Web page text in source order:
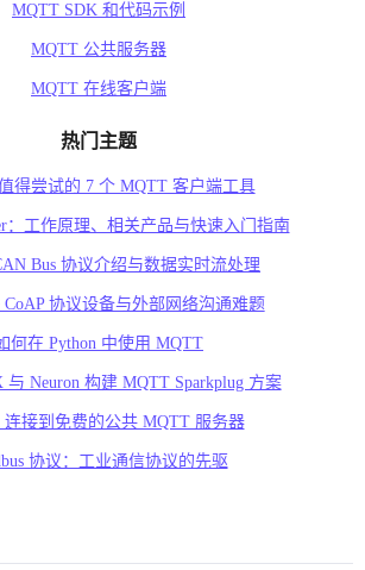
MQTT SDK 和代码示例
MQTT 公共服务器
MQTT 在线客户端
热门主题
得尝试的 7 个 MQTT 客户端工具
：工作原理、相关产品与快速入门指南
Bus 协议介绍与数据实时流处理
协议设备与外部网络沟通难题
何在 Python 中使用 MQTT
与 Neuron 构建 MQTT Sparkplug 方案
连接到免费的公共 MQTT 服务器
协议：工业通信协议的先驱